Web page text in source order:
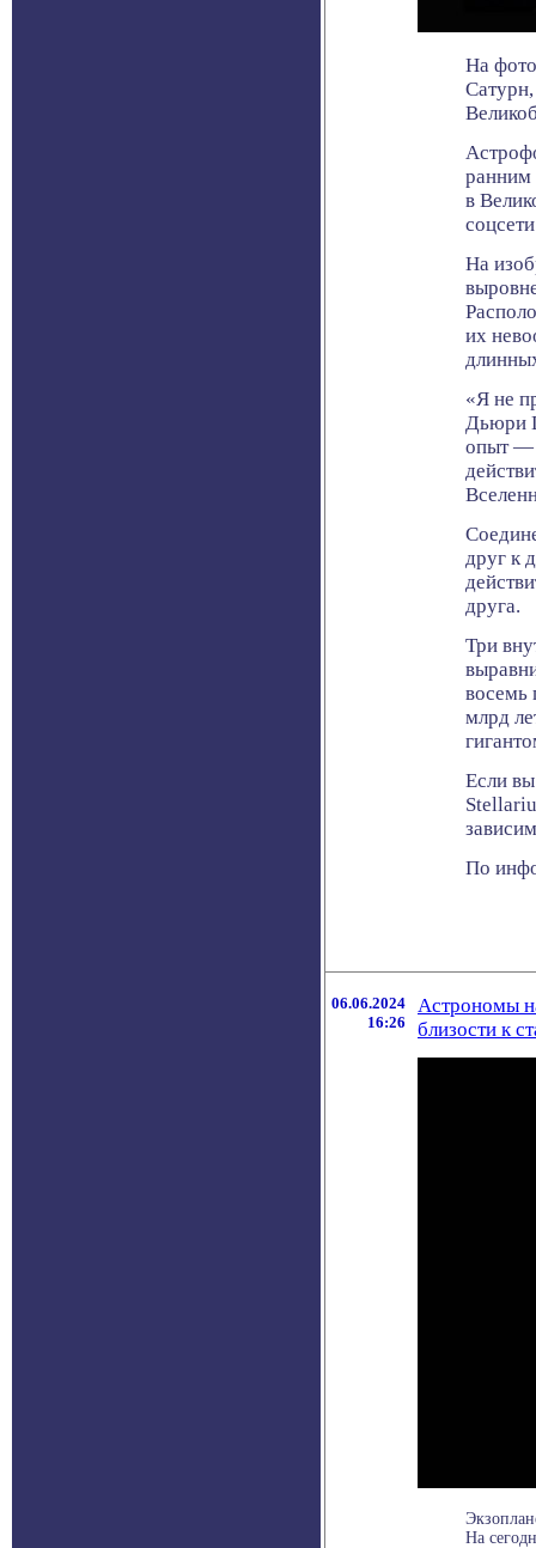
На
ранним
в
На
их
«Я не
Дьюри
опыт —
друг к
друга.
Три
восемь
млрд
Если
По
06.06.2024
16:26
Астрономы
близости к
На